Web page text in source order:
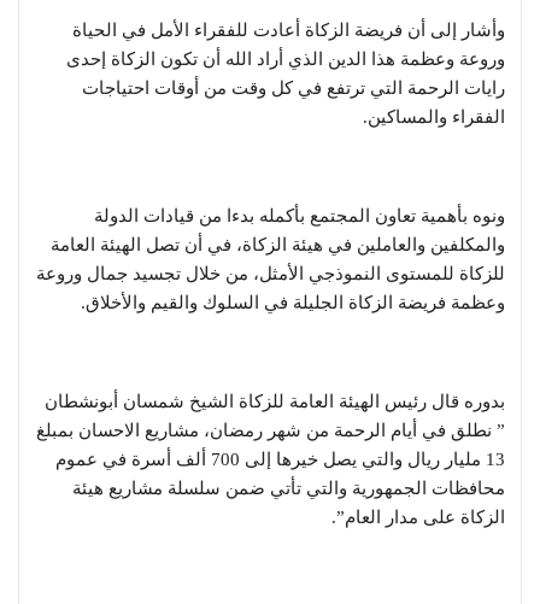
وأشار إلى أن فريضة الزكاة أعادت للفقراء الأمل في الحياة
وروعة وعظمة هذا الدين الذي أراد الله أن تكون الزكاة إحدى
رايات الرحمة التي ترتفع في كل وقت من أوقات احتياجات
الفقراء والمساكين.
ونوه بأهمية تعاون المجتمع بأكمله بدءا من قيادات الدولة
والمكلفين والعاملين في هيئة الزكاة، في أن تصل الهيئة العامة
للزكاة للمستوى النموذجي الأمثل، من خلال تجسيد جمال وروعة
وعظمة فريضة الزكاة الجليلة في السلوك والقيم والأخلاق.
بدوره قال رئيس الهيئة العامة للزكاة الشيخ شمسان أبونشطان
” نطلق في أيام الرحمة من شهر رمضان، مشاريع الاحسان بمبلغ
13 مليار ريال والتي يصل خيرها إلى 700 ألف أسرة في عموم
محافظات الجمهورية والتي تأتي ضمن سلسلة مشاريع هيئة
الزكاة على مدار العام”.